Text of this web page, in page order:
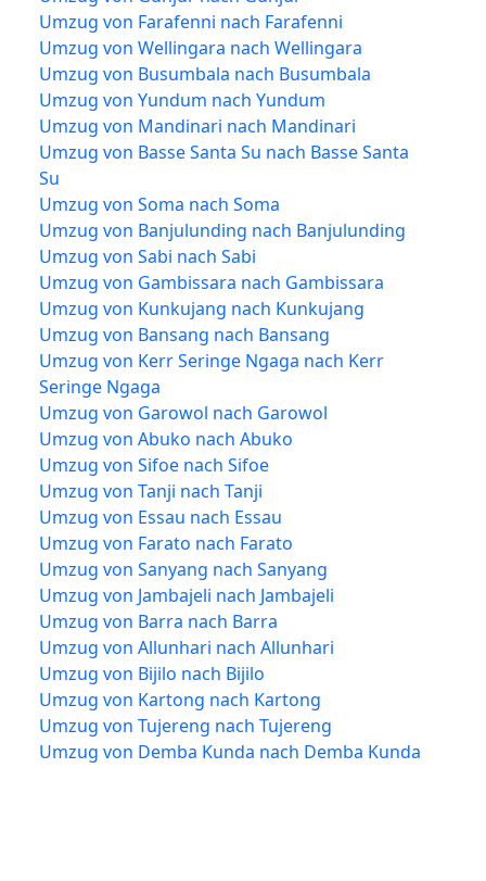
Umzug von Farafenni nach Farafenni
Umzug von Wellingara nach Wellingara
Umzug von Busumbala nach Busumbala
Umzug von Yundum nach Yundum
Umzug von Mandinari nach Mandinari
Umzug von Basse Santa Su nach Basse Santa
Su
Umzug von Soma nach Soma
Umzug von Banjulunding nach Banjulunding
Umzug von Sabi nach Sabi
Umzug von Gambissara nach Gambissara
Umzug von Kunkujang nach Kunkujang
Umzug von Bansang nach Bansang
Umzug von Kerr Seringe Ngaga nach Kerr
Seringe Ngaga
Umzug von Garowol nach Garowol
Umzug von Abuko nach Abuko
Umzug von Sifoe nach Sifoe
Umzug von Tanji nach Tanji
Umzug von Essau nach Essau
Umzug von Farato nach Farato
Umzug von Sanyang nach Sanyang
Umzug von Jambajeli nach Jambajeli
Umzug von Barra nach Barra
Umzug von Allunhari nach Allunhari
Umzug von Bijilo nach Bijilo
Umzug von Kartong nach Kartong
Umzug von Tujereng nach Tujereng
Umzug von Demba Kunda nach Demba Kunda